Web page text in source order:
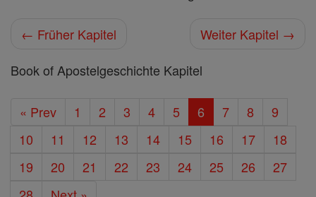
← Früher Kapitel
Weiter Kapitel →
Book of Apostelgeschichte Kapitel
« Prev 1 2 3 4 5 6 7 8
9
10
11 12 13 14 15 16 17
18
19
20 21 22 23 24 25 26
27